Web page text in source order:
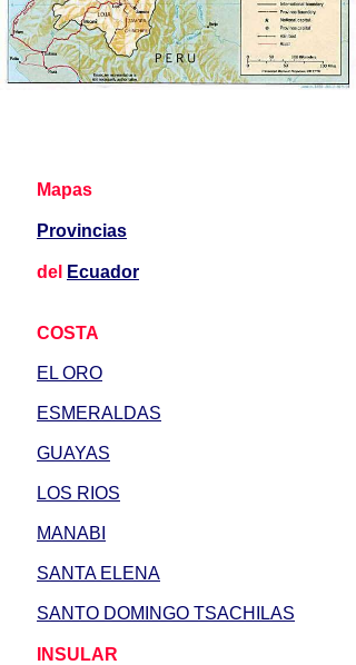
Mapas
Provincias
del Ecuador
COSTA
EL ORO
ESMERALDAS
GUAYAS
LOS RIOS
MANABI
SANTA ELENA
SANTO DOMINGO TSACHILAS
INSULAR